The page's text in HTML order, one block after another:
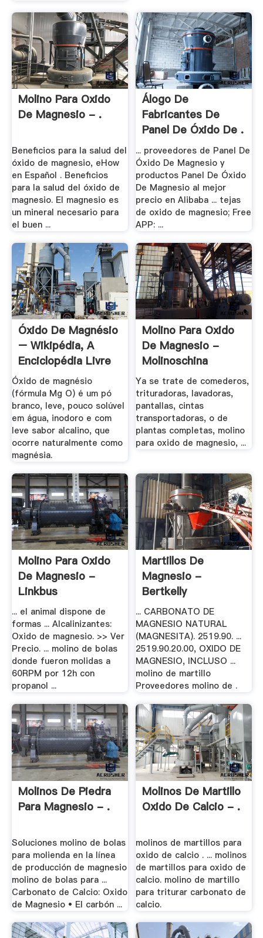
Molino Para Oxido
De Magnesio - .
Beneficios para la salud del
óxido de magnesio, eHow
en Español . Beneficios
para la salud del óxido de
magnesio. El magnesio es
un mineral necesario para
el buen ...
Álogo De
Fabricantes De
Panel De Óxido De .
... proveedores de Panel De
Óxido De Magnesio y
productos Panel De Óxido
De Magnesio al mejor
precio en Alibaba ... tejas
de oxido de magnesio; Free
APP: ...
Óxido De Magnésio
– Wikipédia, A
Enciclopédia Livre
Óxido de magnésio
(fórmula Mg O) é um pó
branco, leve, pouco solúvel
em água, inodoro e com
leve sabor alcalino, que
ocorre naturalmente como
magnésia.
Molino Para Oxido
De Magnesio -
Molinoschina
Ya se trate de comederos,
trituradoras, lavadoras,
pantallas, cintas
transportadoras, o de
plantas completas, molino
para oxido de magnesio, ...
Molino Para Oxido
De Magnesio -
Linkbus
... el animal dispone de
formas ... Alcalinizantes:
Oxido de magnesio. >> Ver
Precio. ... molino de bolas
donde fueron molidas a
60RPM por 12h con
propanol ...
Martillos De
Magnesio -
Bertkelly
... CARBONATO DE
MAGNESIO NATURAL
(MAGNESITA). 2519.90. ...
2519.90.20.00, OXIDO DE
MAGNESIO, INCLUSO ...
molino de martillo
Proveedores molino de .
Molinos De Piedra
Para Magnesio - .
Soluciones molino de bolas
para molienda en la línea
de producción de magnesio
molino de bolas para ...
Carbonato de Calcio: Oxido
de Magnesio • El carbón ...
Molinos De Martillo
Oxido De Calcio - .
molinos de martillos para
oxido de calcio . ... molinos
de martillos para oxido de
calcio. molino de martillo
para triturar carbonato de
calcio.